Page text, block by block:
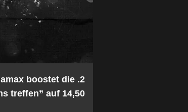
boostet die
treffen” auf 14,50!